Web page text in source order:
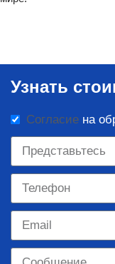
Узнать
Согласие на